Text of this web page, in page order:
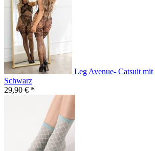
Leg Avenue- Catsuit
Schwarz
29,90 € *